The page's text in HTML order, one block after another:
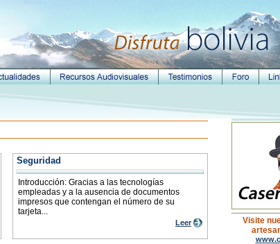
Seguridad
Introducción: Gracias a las tecnologías
empleadas y a la ausencia de documentos
impresos que contengan el número de su
tarjeta...
Leer
Visite